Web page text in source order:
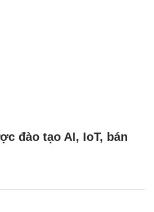
đào tạo AI, IoT, bán